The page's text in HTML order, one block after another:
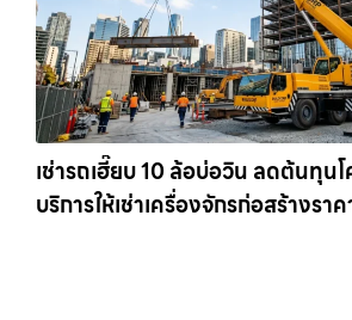
เช่ารถเฮี๊ยบ 10 ล้อบ่อวิน ลดต้นทุน
บริการให้เช่าเครื่องจักรก่อสร้างรา